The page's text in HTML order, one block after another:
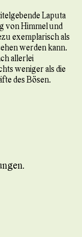
Laputa
von Himmel und
exemplarisch als
werden kann.
allerlei
weniger als die
des Bösen.